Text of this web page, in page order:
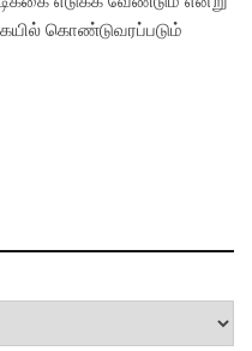
கொண்டுவரப்படும்